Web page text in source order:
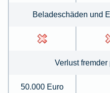
Beladeschäden und
Verlust
50.000 Euro